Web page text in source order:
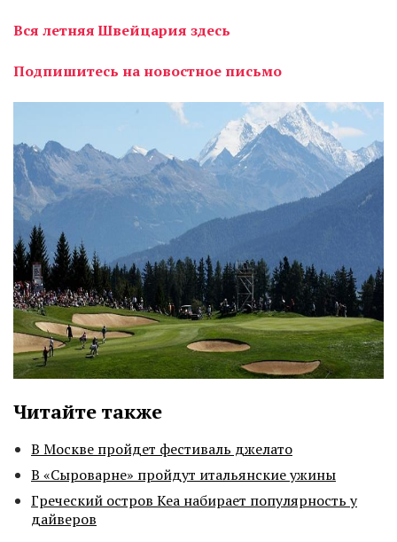
Вся летняя Швейцария здесь
Подпишитесь на новостное письмо
Читайте также
В Москве пройдет фестиваль джелато
В «Сыроварне» пройдут итальянские ужины
Греческий остров Кеа набирает популярность у
дайверов